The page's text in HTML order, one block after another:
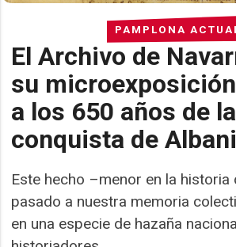
PAMPLONA
El Archivo de
su
a los 650 años de la
conquista de
Este hecho –menor en la historia
pasado a nuestra memoria
en una especie de hazaña